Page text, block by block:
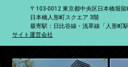
〒103-0012 東京都中央区日本橋堀留
日本橋人形町スクエア 3階
最寄駅：日比谷線・浅草線「人形町
サイト運営会社